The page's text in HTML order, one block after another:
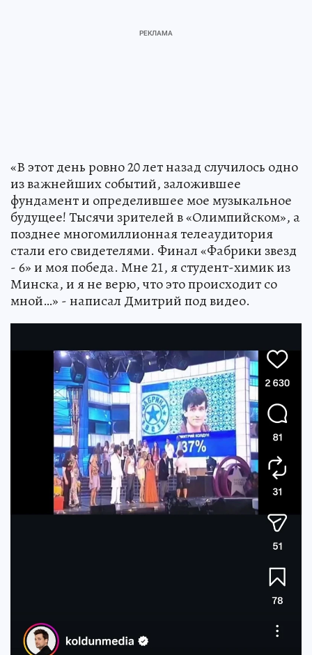
«В этот день ровно 20 лет назад случилось одно
из важнейших событий, заложившее
фундамент и определившее мое музыкальное
будущее! Тысячи зрителей в «Олимпийском», а
позднее многомиллионная телеаудитория
стали его свидетелями. Финал «Фабрики звезд
- 6» и моя победа. Мне 21, я студент-химик из
Минска, и я не верю, что это происходит со
мной…» - написал Дмитрий под видео.